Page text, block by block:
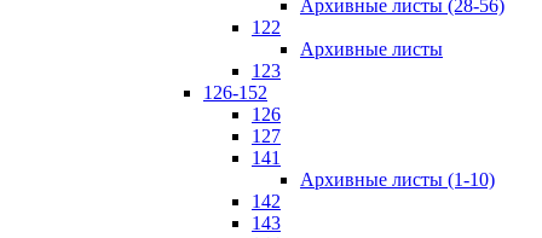
Архивные листы (28-56)
122
Архивные листы
123
126-152
126
127
141
Архивные листы (1-10)
142
143